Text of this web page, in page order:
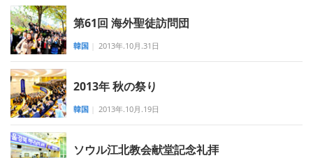
第61回 海外聖徒訪問団
韓国 2013年.10月.31日
2013年 秋の祭り
韓国 2013年.10月.19日
ソウル江北教会献堂記念礼拝